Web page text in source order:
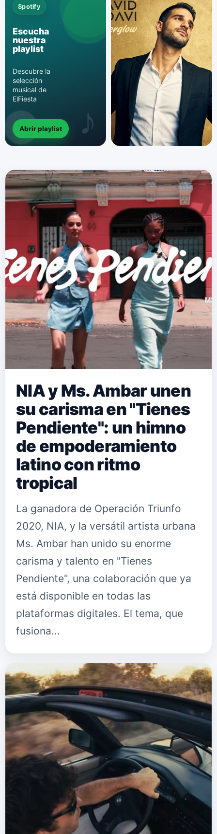
Spotify
Escucha
nuestra
playlist
Descubre la
selección
musical de
ElFiesta
Abrir playlist
NIA y Ms. Ambar unen
su carisma en "Tienes
Pendiente": un himno
de empoderamiento
latino con ritmo
tropical
La ganadora de Operación Triunfo
2020, NIA, y la versátil artista urbana
Ms. Ambar han unido su enorme
carisma y talento en "Tienes
Pendiente", una colaboración que ya
está disponible en todas las
plataformas digitales. El tema, que
fusiona…